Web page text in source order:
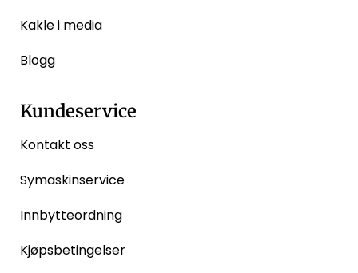
Kakle i media
Blogg
Kundeservice
Kontakt oss
Symaskinservice
Innbytteordning
Kjøpsbetingelser